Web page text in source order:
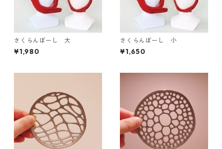
さくらんぼーし 大
¥1,980
さくらんぼーし 小
¥1,650